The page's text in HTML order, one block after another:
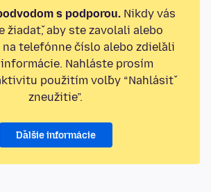
s podporou. Nikdy vás
žiadať, aby ste zavolali alebo
na telefónne číslo alebo zdieľali
Nahláste prosím
použitím voľby “Nahlásiť
zneužitie”.
Ďalšie informácie